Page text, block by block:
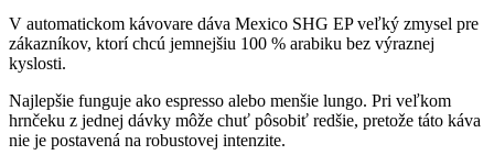
V automatickom kávovare dáva Mexico SHG EP veľký zmysel pre
zákazníkov, ktorí chcú jemnejšiu 100 % arabiku bez výraznej
kyslosti.
Najlepšie funguje ako espresso alebo menšie lungo. Pri veľkom
hrnčeku z jednej dávky môže chuť pôsobiť redšie, pretože táto káva
nie je postavená na robustovej intenzite.